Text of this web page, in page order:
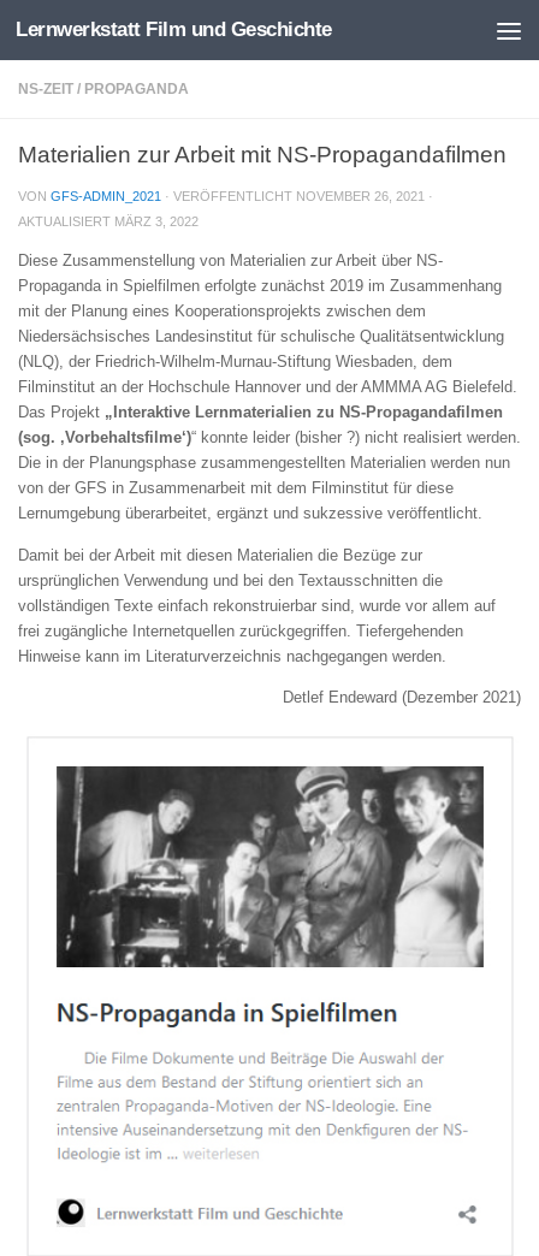
Zum Inhalt springen
Lernwerkstatt Film und Geschichte
NS-ZEIT / PROPAGANDA
Materialien zur Arbeit mit NS-Propagandafilmen
VON GFS-ADMIN_2021 · VERÖFFENTLICHT NOVEMBER 26, 2021 ·
AKTUALISIERT MÄRZ 3, 2022
Diese Zusammenstellung von Materialien zur Arbeit über NS-
Propaganda in Spielfilmen erfolgte zunächst 2019 im Zusammenhang
mit der Planung eines Kooperationsprojekts zwischen dem
Niedersächsisches Landesinstitut für schulische Qualitätsentwicklung
(NLQ), der Friedrich-Wilhelm-Murnau-Stiftung Wiesbaden, dem
Filminstitut an der Hochschule Hannover und der AMMMA AG Bielefeld.
Das Projekt „Interaktive Lernmaterialien zu NS-Propagandafilmen
(sog. ‚Vorbehaltsfilme‘)“ konnte leider (bisher ?) nicht realisiert werden.
Die in der Planungsphase zusammengestellten Materialien werden nun
von der GFS in Zusammenarbeit mit dem Filminstitut für diese
Lernumgebung überarbeitet, ergänzt und sukzessive veröffentlicht.
Damit bei der Arbeit mit diesen Materialien die Bezüge zur
ursprünglichen Verwendung und bei den Textausschnitten die
vollständigen Texte einfach rekonstruierbar sind, wurde vor allem auf
frei zugängliche Internetquellen zurückgegriffen. Tiefergehenden
Hinweise kann im Literaturverzeichnis nachgegangen werden.
Detlef Endeward (Dezember 2021)